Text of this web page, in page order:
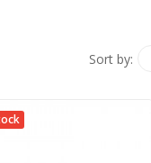
Sort by: